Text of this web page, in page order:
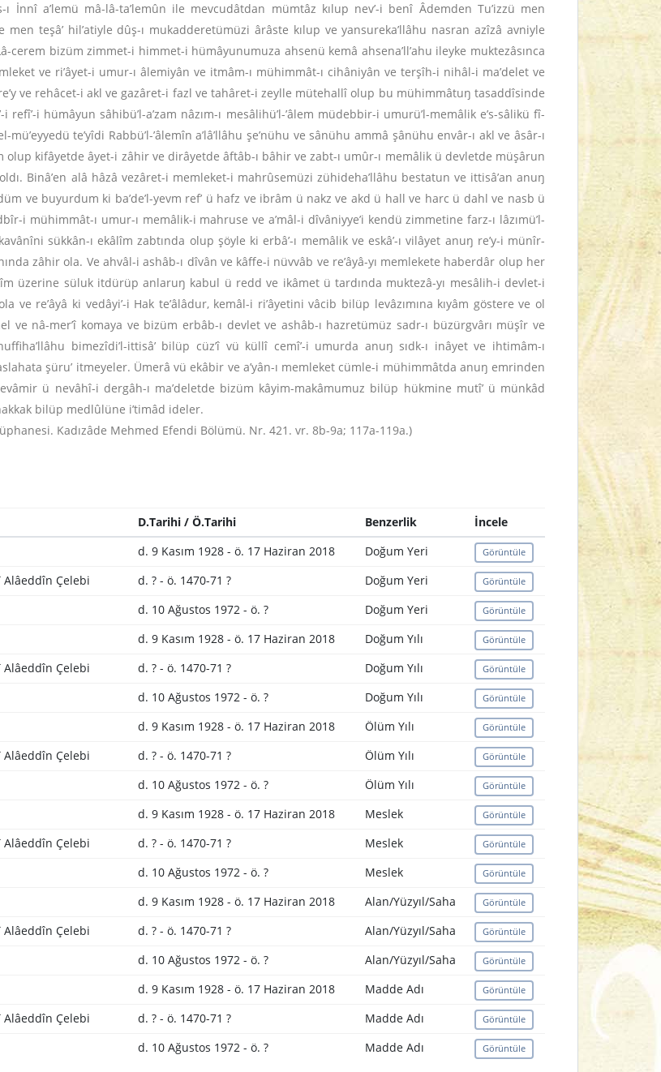
a’lemü mâ-lâ-ta’lemûn ile mevcudâtdan mümtâz kılup nev’-i benî Âdemden Tu’izzü men
men teşâ’ hil’atiyle dûş-ı mukadderetümüzi ârâste kılup ve yansureka’llâhu nasran azîzâ avniyle
cerem bizüm zimmet-i himmet-i hümâyunumuza ahsenü kemâ ahsena’ll’ahu ileyke muktezâsınca
ve ri’âyet-i umur-ı âlemiyân ve itmâm-ı mühimmât-ı cihâniyân ve terşîh-i nihâl-i ma’delet ve
ve rehâcet-i akl ve gazâret-i fazl ve tahâret-i zeylle mütehallî olup bu mühimmâtuŋ tasaddîsinde
i hümâyun sâhibü’l-a’zam nâzım-ı mesâlihü’l-’âlem müdebbir-i umurü’l-memâlik e’s-sâlikü fî-
te’yîdi Rabbü’l-’âlemîn a’lâ’llâhu şe’nühu ve sânühu ammâ şânühu envâr-ı akl ve âsâr-ı
kifâyetde âyet-i zâhir ve dirâyetde âftâb-ı bâhir ve zabt-ı umûr-ı memâlik ü devletde müşârun
Binâ’en alâ hâzâ vezâret-i memleket-i mahrûsemüzi zühideha’llâhu bestatun ve ittisâ’an anuŋ
ve buyurdum ki ba’de’l-yevm ref’ ü hafz ve ibrâm ü nakz ve akd ü hall ve harc ü dahl ve nasb ü
i mühimmât-ı umur-ı memâlik-i mahruse ve a’mâl-i dîvâniyye’i kendü zimmetine farz-ı lâzımü’l-
sükkân-ı ekâlîm zabtında olup şöyle ki erbâ’-ı memâlik ve eskâ’-ı vilâyet anuŋ re’y-i münîr-
zâhir ola. Ve ahvâl-i ashâb-ı dîvân ve kâffe-i nüvvâb ve re’âyâ-yı memlekete haberdâr olup her
üzerine süluk itdürüp anlaruŋ kabul ü redd ve ikâmet ü tardında muktezâ-yı mesâlih-i devlet-i
re’âyâ ki vedâyi’-i Hak te’âlâdur, kemâl-i ri’âyetini vâcib bilüp levâzımına kıyâm göstere ve ol
nâ-mer’î komaya ve bizüm erbâb-ı devlet ve ashâb-ı hazretümüz sadr-ı büzürgvârı müşîr ve
bimezîdi’l-ittisâ’ bilüp cüz’î vü küllî cemî’-i umurda anuŋ sıdk-ı inâyet ve ihtimâm-ı
şüru’ itmeyeler. Ümerâ vü ekâbir ve a’yân-ı memleket cümle-i mühimmâtda anuŋ emrinden
ü nevâhî-i dergâh-ı ma’deletde bizüm kâyim-makâmumuz bilüp hükmine mutî’ ü münkâd
bilüp medlûlüne i’timâd ideler.
Kadızâde Mehmed Efendi Bölümü. Nr. 421. vr. 8b-9a; 117a-119a.)
D.Tarihi / Ö.Tarihi Benzerlik
İncele
d. 9 Kasım 1928 - ö. 17 Haziran 2018 Doğum Yeri Görüntüle
Alâeddîn Çelebi d. ? - ö. 1470-71 ? Doğum Yeri Görüntüle
d. 10 Ağustos 1972 - ö. ? Doğum Yeri Görüntüle
d. 9 Kasım 1928 - ö. 17 Haziran 2018 Doğum Yılı Görüntüle
Alâeddîn Çelebi d. ? - ö. 1470-71 ? Doğum Yılı Görüntüle
d. 10 Ağustos 1972 - ö. ? Doğum Yılı Görüntüle
d. 9 Kasım 1928 - ö. 17 Haziran 2018 Ölüm Yılı Görüntüle
Alâeddîn Çelebi d. ? - ö. 1470-71 ? Ölüm Yılı Görüntüle
d. 10 Ağustos 1972 - ö. ? Ölüm Yılı Görüntüle
d. 9 Kasım 1928 - ö. 17 Haziran 2018 Meslek Görüntüle
Alâeddîn Çelebi d. ? - ö. 1470-71 ? Meslek Görüntüle
d. 10 Ağustos 1972 - ö. ? Meslek Görüntüle
d. 9 Kasım 1928 - ö. 17 Haziran 2018 Alan/Yüzyıl/Saha Görüntüle
Alâeddîn Çelebi d. ? - ö. 1470-71 ? Alan/Yüzyıl/Saha Görüntüle
d. 10 Ağustos 1972 - ö. ? Alan/Yüzyıl/Saha Görüntüle
d. 9 Kasım 1928 - ö. 17 Haziran 2018 Madde Adı Görüntüle
Alâeddîn Çelebi d. ? - ö. 1470-71 ? Madde Adı Görüntüle
d. 10 Ağustos 1972 - ö. ? Madde Adı Görüntüle